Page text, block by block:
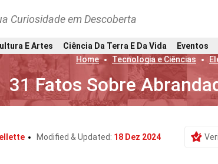
Curiosidade em Descoberta
E Artes Ciência Da Terra E Da Vida Eventos
Home
Tecnologia e Ciências
31 Fatos Sobre
Modified & Updated: 18 Dez 2024